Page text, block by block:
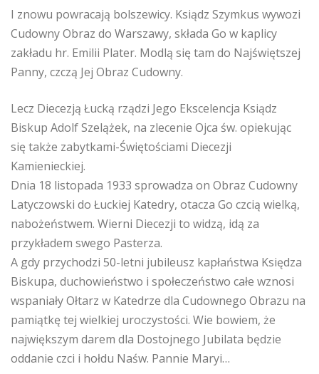
I znowu powracają bolszewicy. Ksiądz Szymkus wywozi
Cudowny Obraz do Warszawy, składa Go w kaplicy
zakładu hr. Emilii Plater. Modlą się tam do Najświętszej
Panny, czczą Jej Obraz Cudowny.
Lecz Diecezją Łucką rządzi Jego Ekscelencja Ksiądz
Biskup Adolf Szelążek, na zlecenie Ojca św. opiekując
się także zabytkami-Świętościami Diecezji
Kamienieckiej.
Dnia 18 listopada 1933 sprowadza on Obraz Cudowny
Latyczowski do Łuckiej Katedry, otacza Go czcią wielką,
nabożeństwem. Wierni Diecezji to widzą, idą za
przykładem swego Pasterza.
A gdy przychodzi 50-letni jubileusz kapłaństwa Księdza
Biskupa, duchowieństwo i społeczeństwo całe wznosi
wspaniały Ołtarz w Katedrze dla Cudownego Obrazu na
pamiątkę tej wielkiej uroczystości. Wie bowiem, że
największym darem dla Dostojnego Jubilata będzie
oddanie czci i hołdu Naśw. Pannie Maryi…